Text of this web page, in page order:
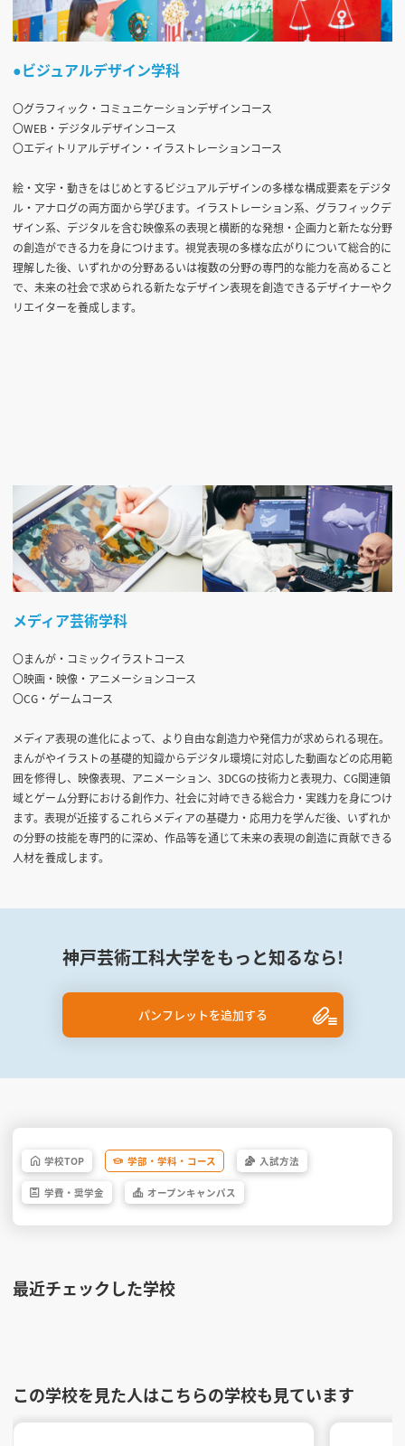
●ビジュアルデザイン学科
〇グラフィック・コミュニケーションデザインコース
〇WEB・デジタルデザインコース
〇エディトリアルデザイン・イラストレーションコース
絵・文字・動きをはじめとするビジュアルデザインの多様な構成要素をデジタ
ル・アナログの両方面から学びます。イラストレーション系、グラフィックデ
ザイン系、デジタルを含む映像系の表現と横断的な発想・企画力と新たな分野
の創造ができる力を身につけます。視覚表現の多様な広がりについて総合的に
理解した後、いずれかの分野あるいは複数の分野の専門的な能力を高めること
で、未来の社会で求められる新たなデザイン表現を創造できるデザイナーやク
リエイターを養成します。
メディア芸術学科
〇まんが・コミックイラストコース
〇映画・映像・アニメーションコース
〇CG・ゲームコース
メディア表現の進化によって、より自由な創造力や発信力が求められる現在。
まんがやイラストの基礎的知識からデジタル環境に対応した動画などの応用範
囲を修得し、映像表現、アニメーション、3DCGの技術力と表現力、CG関連領
域とゲーム分野における創作力、社会に対峙できる総合力・実践力を身につけ
ます。表現が近接するこれらメディアの基礎力・応用力を学んだ後、いずれか
の分野の技能を専門的に深め、作品等を通じて未来の表現の創造に貢献できる
人材を養成します。
神戸芸術工科大学をもっと知るなら!
パンフレットを追加する
学校TOP 学部・ 学科・ コース 入試方法
学費・ 奨学金 オープンキャンパス
最近チェックした学校
この学校を見た人はこちらの学校も見ています